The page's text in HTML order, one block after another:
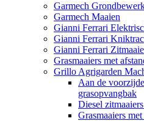
Garmech
Garmech Maaien
Gianni Ferrari
Gianni Ferrari
Gianni Ferrari
Grasmaaiers met
Grillo Agrigarden
Aan de
grasopvangbak
Diesel
Grasmaaiers